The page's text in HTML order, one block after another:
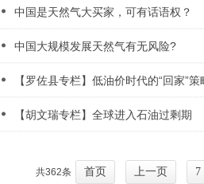
中国是天然气大买家，可有话语权？
中国大规模发展天然气有无风险?
【罗佐县专栏】低油价时代的“回家”策
【胡文瑞专栏】全球进入石油过剩期
共362条 首页 上一页 7